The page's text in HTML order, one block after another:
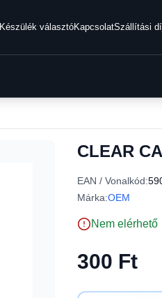
Készülék választóKapcsolatSzállítási
CLEAR
EAN / Vonalkód:
Márka:OEM
Nem elérhető
300 Ft